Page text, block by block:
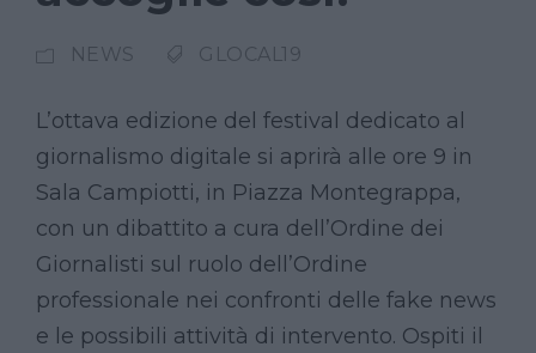
NEWS GLOCAL19
L’ottava edizione del festival dedicato al
giornalismo digitale si aprirà alle ore 9 in
Sala Campiotti, in Piazza Montegrappa,
con un dibattito a cura dell’Ordine dei
Giornalisti sul ruolo dell’Ordine
professionale nei confronti delle fake news
e le possibili attività di intervento. Ospiti il